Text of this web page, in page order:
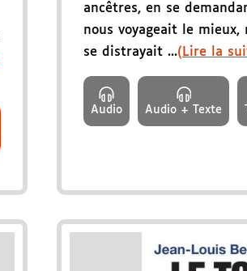
ancêtres, en se
nous voyageait le mieux,
se distrayait ...(Lire la
Audio Audio + Texte